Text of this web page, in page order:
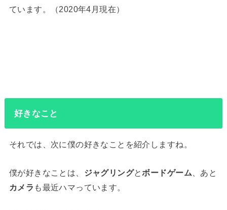
ています。（2020年4月現在）
好きなこと
それでは、次に僕の好きなことを紹介しますね。
僕が好きなことは、 ジャグリングとボードゲーム 、あと
カメラ も最近ハマっています。